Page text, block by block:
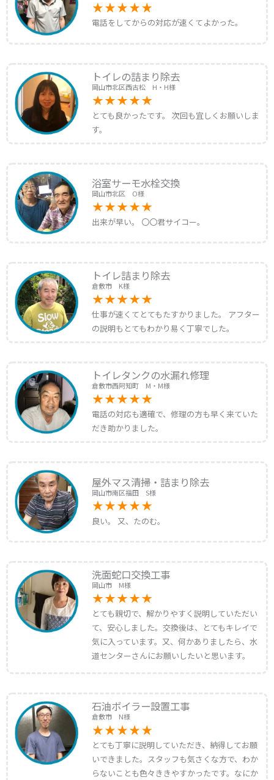
電話をしてからの対応が速くてよかった。
トイレの詰まり除去
岡山市北区西古松 H・H様
とても良かったです。 次回も宜しくお願いしま
す。
浴室サーモ水栓交換
岡山市北区 O様
出来が早い。 〇〇君サイコー。
トイレ詰まり除去
倉敷市 K様
仕事が速くてとてもたすかりました。 アフター
の説明もとてもわかり易く丁寧でした。
トイレタンクの水漏れ修理
倉敷市西阿知町 M・M様
電話の対応も適確で、修理の方も早く来ていた
だき助かりました。
屋外マス清掃・詰まり除去
岡山市南区福田 S様
良い。 又、たのむ。
洗面蛇口交換工事
岡山市 M様
とても親切で、解かりやすく説明していただい
て、安心しました。交換後は、とてもキレイで
気に入っています。又、何かありましたら、水
道センターさんにお願いしたいと思います。
石油ボイラー設置工事
倉敷市 N様
とても丁寧に説明していただき、納得してお願
いできました。スタッフも気さくな方で、わか
らないことも色々ききやすかったです。なにか